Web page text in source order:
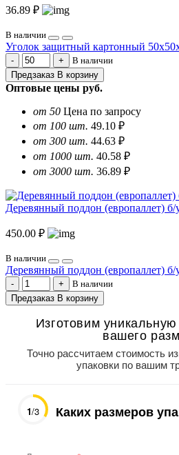
36.89 ₽
В наличии
Уголок защитный картонный
В наличии
Предзаказ В корзину
Оптовые цены руб.
от 50 Цена по запросу
от 100 шт. 49.10 ₽
от 300 шт. 44.63 ₽
от 1000 шт. 40.58 ₽
от 3000 шт. 36.89 ₽
Деревянный поддон (европаллет)
450.00 ₽
В наличии
Деревянный поддон (европаллет)
В наличии
Предзаказ В корзину
Изготовим
вашего
Точно рассчитаем стоимость
упаковки по вашим
1/3 Каких размеров